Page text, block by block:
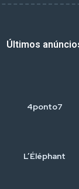
Últimos
4ponto7
L’Éléphant